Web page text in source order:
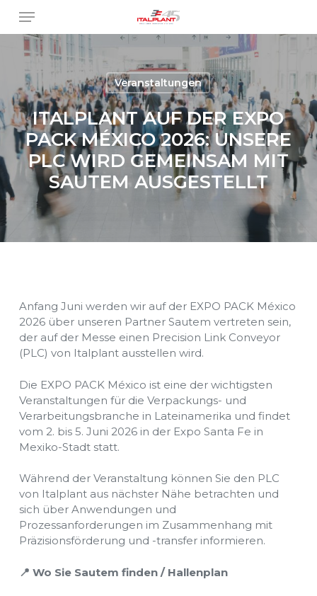
main
content
Menu
Veranstaltungen
ITALPLANT AUF DER EXPO
PACK MÉXICO 2026: UNSERE
PLC WIRD GEMEINSAM MIT
SAUTEM AUSGESTELLT
Anfang Juni werden wir auf der EXPO PACK México
2026 über unseren Partner Sautem vertreten sein,
der auf der Messe einen Precision Link Conveyor
(PLC) von Italplant ausstellen wird.
Die EXPO PACK México ist eine der wichtigsten
Veranstaltungen für die Verpackungs- und
Verarbeitungsbranche in Lateinamerika und findet
vom 2. bis 5. Juni 2026 in der Expo Santa Fe in
Mexiko-Stadt statt.
Während der Veranstaltung können Sie den PLC
von Italplant aus nächster Nähe betrachten und
sich über Anwendungen und
Prozessanforderungen im Zusammenhang mit
Präzisionsförderung und -transfer informieren.
📍 Wo Sie Sautem finden / Hallenplan